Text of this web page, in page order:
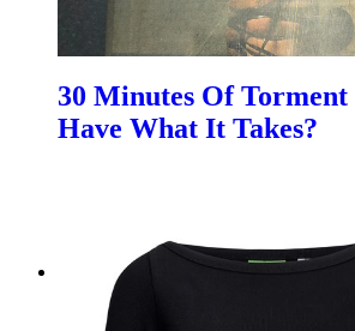
30 Minutes Of Torment
Have What It Takes?